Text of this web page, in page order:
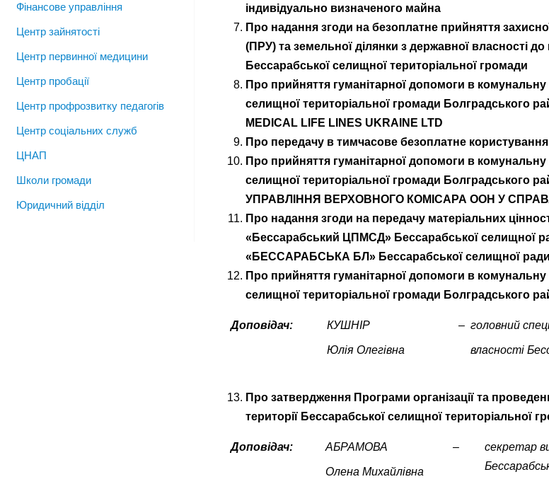
індивідуально визначеного майна
Про надання згоди на безоплатне прийняття
(ПРУ) та земельної ділянки з державної власності
Бессарабської селищної територіальної громади
Про прийняття гуманітарної допомоги в комунальну
селищної територіальної громади Болградського
MEDICAL LIFE LINES UKRAINE LTD
Про передачу в тимчасове безоплатне
Про прийняття гуманітарної допомоги в комунальну
селищної територіальної громади Болградського
УПРАВЛІННЯ ВЕРХОВНОГО КОМІСАРА ООН У
Про надання згоди на передачу матеріальних
«Бессарабський ЦПМСД» Бессарабської селищної
«БЕССАРАБСЬКА БЛ» Бессарабської селищної ради
Про прийняття гуманітарної допомоги в комунальну
селищної територіальної громади Болградського
Доповідач: КУШНІР
Юлія Олегівна
– головний
власності
Про затвердження Програми організації та
території Бессарабської селищної територіальної
Доповідач: АБРАМОВА
Олена Михайлівна
–
секретар
Фінансове управління
Центр зайнятості
Центр первинної медицини
Центр пробації
Центр профрозвитку педагогів
Центр соціальних служб
ЦНАП
Школи громади
Юридичний відділ